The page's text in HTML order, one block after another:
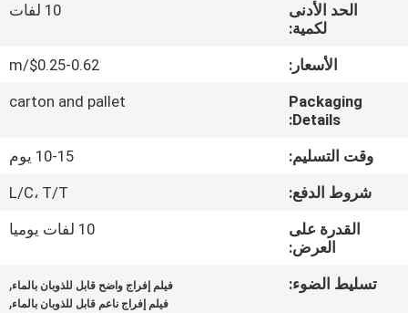
مراقبة
الجودة
أخبار
اطلب
اقتباس
خريطة
الموقع
الحد الأدنى
لكمية:
10 لفات
الأسعار:
$0.25-0.62/m
Packaging
Details:
carton and pallet
وقت التسليم:
10-15 يوم
شروط الدفع:
L/C، T/T
القدرة على
العرض:
10 لفات يوميا
تسليط الضوء: فيلم إفراج واضح قابل للذوبان بالماء,
فيلم إفراج ناعم قابل للذوبان بالماء,